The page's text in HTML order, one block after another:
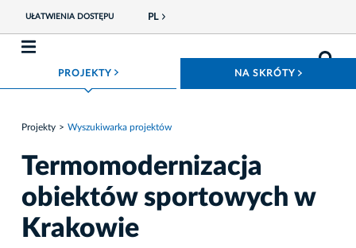
UŁATWIENIA DOSTĘPU PL
PROJEKTY ROZWIŃ MENU NA SKRÓTY
Projekty Wyszukiwarka projektów
Termomodernizacja
obiektów sportowych w
Krakowie